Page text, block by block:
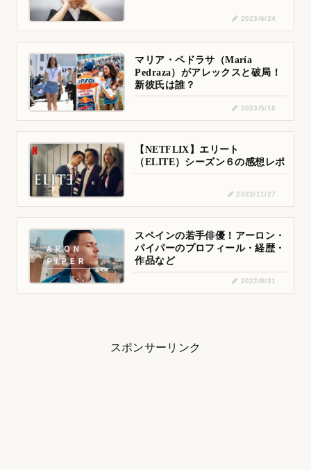
2023/6/24
マリア・ペドラサ（María
Pedraza）がアレックスと破局！
新彼氏は誰？
2023/5/10
【NETFLIX】エリート
（ELITE）シーズン６の感想レポ
2022/11/27
スペインの若手俳優！アーロン・
パイパーのプロフィール・経歴・
作品など
2022/8/21
スポンサーリンク